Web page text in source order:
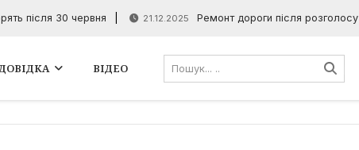
після 30 червня 21.12.2025 Ремонт дороги після розголосу
ВІДЕО